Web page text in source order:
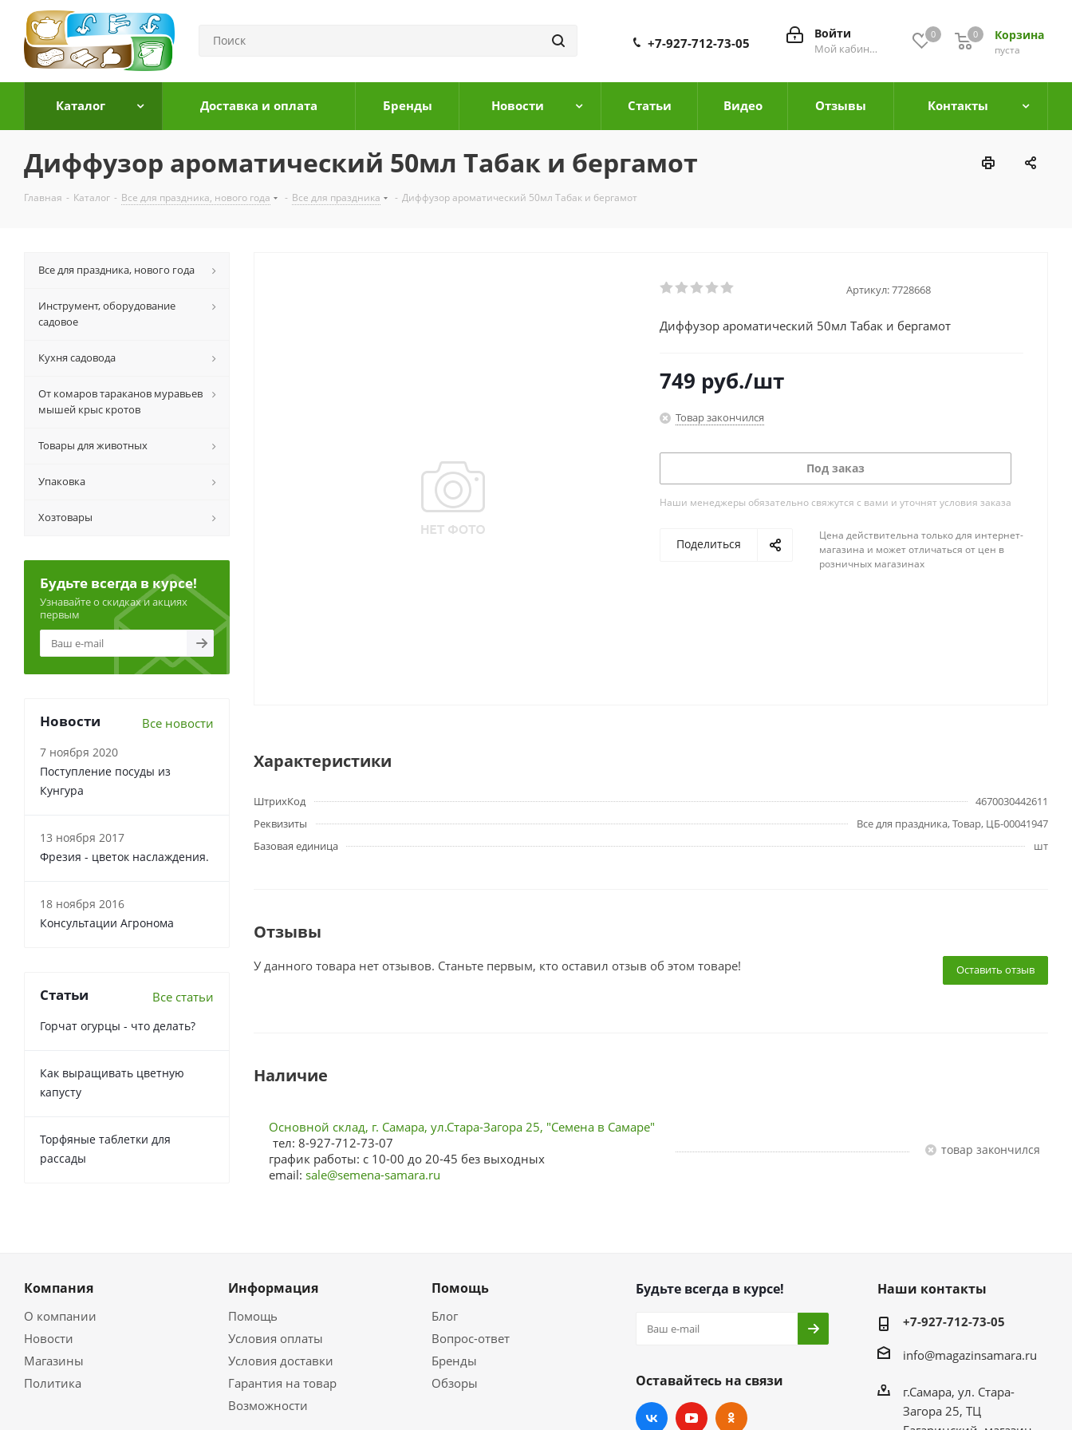
0 Корзина
0
пуста
0
Войти
Мой кабинет
+7-927-712-73-05
Каталог Доставка и оплата Бренды Новости Cтатьи Видео Отзывы Контакты
Диффузор ароматический 50мл Табак и бергамот
Главная - Каталог - Все для праздника, нового года - Все для праздника - Диффузор ароматический 50мл Табак и бергамот
Артикул:7728668
Диффузор ароматический 50мл Табак и бергамот
749 руб./шт
Товар закончился
Под заказ
Наши менеджеры обязательно свяжутся с вами и уточнят условия заказа
Поделиться
Цена действительна только для интернет-
магазина и может отличаться от цен в
розничных магазинах
Характеристики
ШтрихКод
4670030442611
Реквизиты
Все для праздника, Товар, ЦБ-00041947
Базовая единица
шт
Отзывы
Оставить отзыв
У данного товара нет отзывов. Станьте первым, кто оставил отзыв об этом товаре!
Наличие
Основной склад, г. Самара, ул.Стара-Загора 25, "Семена в Самаре"
тел: 8-927-712-73-07
график работы: с 10-00 до 20-45 без выходных
email: sale@semena-samara.ru
Товар закончился
Все для праздника, нового года
Инструмент, оборудование
садовое
Кухня садовода
От комаров тараканов муравьев
мышей крыс кротов
Товары для животных
Упаковка
Хозтовары
Будьте всегда в курсе!
Узнавайте о скидках и акциях
первым
Новости Все новости
7 ноября 2020
Поступление посуды из
Кунгура
13 ноября 2017
Фрезия - цветок наслаждения.
18 ноября 2016
Консультации Агронома
Статьи Все статьи
Горчат огурцы - что делать?
Как выращивать цветную
капусту
Торфяные таблетки для
рассады
Компания
О компании
Новости
Магазины
Политика
Информация
Помощь
Условия оплаты
Условия доставки
Гарантия на товар
Возможности
Помощь
Блог
Вопрос-ответ
Бренды
Обзоры
Будьте всегда в курсе!
Оставайтесь на связи
Наши контакты
+7-927-712-73-05
info@magazinsamara.ru
г.Самара, ул. Стара-
Загора 25, ТЦ